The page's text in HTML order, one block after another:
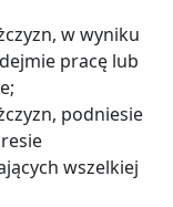
w wyniku
pracę lub
podniesie
wszelkiej